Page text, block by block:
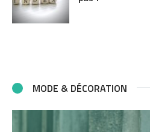
MODE & DÉCORATION